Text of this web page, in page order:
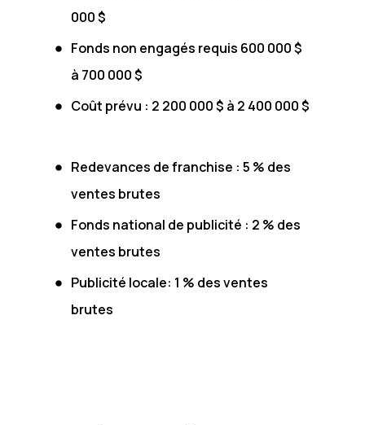
000 $
Fonds non engagés requis 600 000 $
à 700 000 $
Coût prévu : 2 200 000 $ à 2 400 000 $
Redevances de franchise : 5 % des
ventes brutes
Fonds national de publicité : 2 % des
ventes brutes
Publicité locale: 1 % des ventes
brutes